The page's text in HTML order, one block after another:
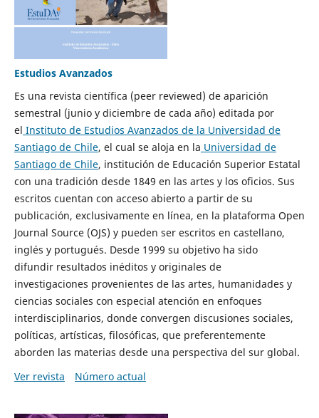
Estudios Avanzados
Es una revista científica (peer reviewed) de aparición
semestral (junio y diciembre de cada año) editada por
el Instituto de Estudios Avanzados de la Universidad de
Santiago de Chile, el cual se aloja en la Universidad de
Santiago de Chile, institución de Educación Superior Estatal
con una tradición desde 1849 en las artes y los oficios. Sus
escritos cuentan con acceso abierto a partir de su
publicación, exclusivamente en línea, en la plataforma Open
Journal Source (OJS) y pueden ser escritos en castellano,
inglés y portugués. Desde 1999 su objetivo ha sido
difundir resultados inéditos y originales de
investigaciones provenientes de las artes, humanidades y
ciencias sociales con especial atención en enfoques
interdisciplinarios, donde convergen discusiones sociales,
políticas, artísticas, filosóficas, que preferentemente
aborden las materias desde una perspectiva del sur global.
Ver revista
Número actual